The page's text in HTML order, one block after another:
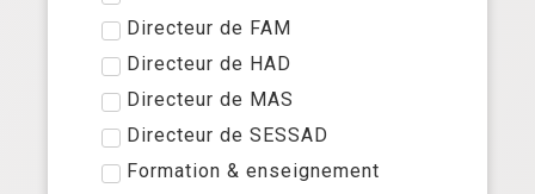
Directeur de FAM
Directeur de HAD
Directeur de MAS
Directeur de SESSAD
Formation & enseignement